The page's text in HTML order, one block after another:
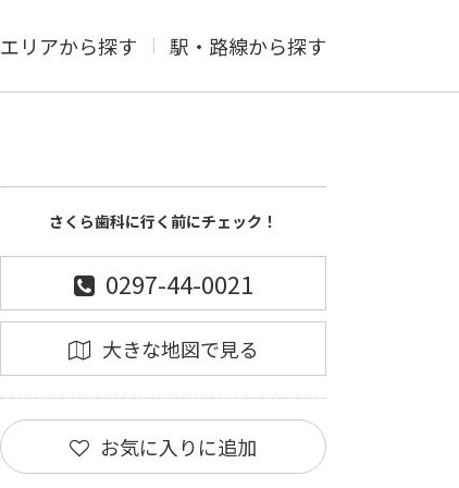
エリアから探す 駅・路線から探す
さくら歯科に行く前にチェック！
0297-44-0021
大きな地図で見る
お気に入りに追加